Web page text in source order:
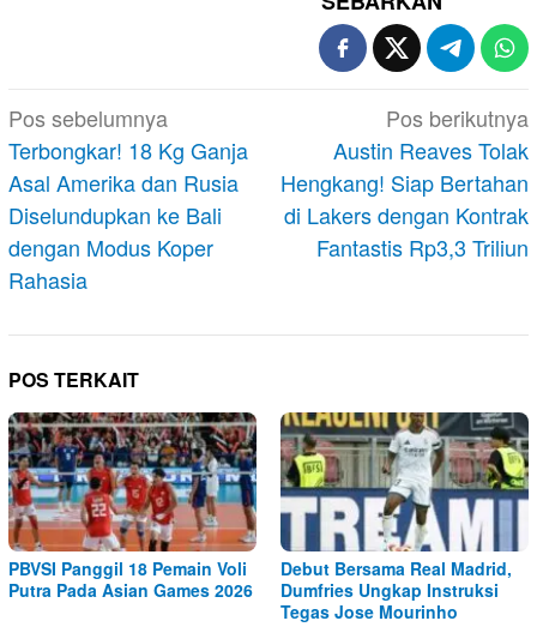
Navigasi
pos
Pos sebelumnya
Terbongkar! 18 Kg Ganja
Asal Amerika dan Rusia
Diselundupkan ke Bali
dengan Modus Koper
Rahasia
Pos berikutnya
Austin Reaves Tolak
Hengkang! Siap Bertahan
di Lakers dengan Kontrak
Fantastis Rp3,3 Triliun
POS TERKAIT
PBVSI Panggil 18 Pemain Voli
Putra Pada Asian Games 2026
Debut Bersama Real Madrid,
Dumfries Ungkap Instruksi
Tegas Jose Mourinho